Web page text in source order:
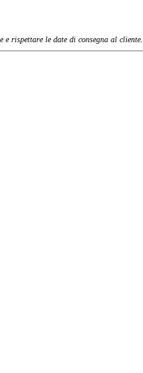
rispettare le date di consegna al cliente.